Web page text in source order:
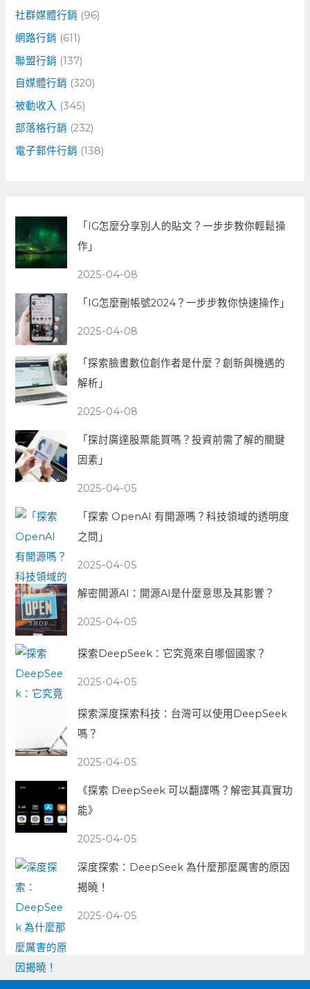
社群媒體行銷 (96)
網路行銷 (611)
聯盟行銷 (137)
自媒體行銷 (320)
被動收入 (345)
部落格行銷 (232)
電子郵件行銷 (138)
「IG怎麼分享別人的貼文？一步步教你輕鬆操
作」
2025-04-08
「IG怎麼刪帳號2024？一步步教你快速操作」
2025-04-08
「探索臉書數位創作者是什麼？創新與機遇的
解析」
2025-04-08
「探討廣達股票能買嗎？投資前需了解的關鍵
因素」
2025-04-05
「探索 OpenAI 有開源嗎？科技領域的透明度
之問」
2025-04-05
解密開源AI：開源AI是什麼意思及其影響？
2025-04-05
探索DeepSeek：它究竟來自哪個國家？
2025-04-05
探索深度探索科技：台灣可以使用DeepSeek
嗎？
2025-04-05
《探索 DeepSeek 可以翻譯嗎？解密其真實功
能》
2025-04-05
深度探索：DeepSeek 為什麼那麼厲害的原因
揭曉！
2025-04-05